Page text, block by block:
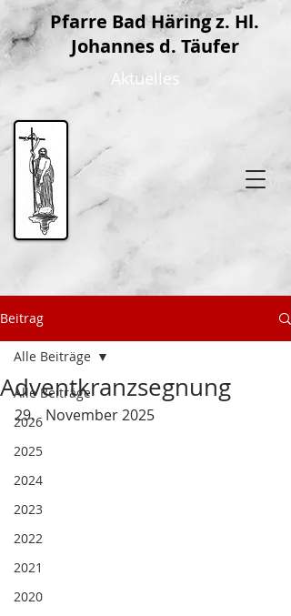
Pfarre Bad Häring z. Hl.
Johannes d. Täufer
Aktuelles
Beitrag
Alle Beiträge
2026
2025
2024
2023
2022
2021
2020
Alle Beiträge
Adventkranzsegnung
November 2025